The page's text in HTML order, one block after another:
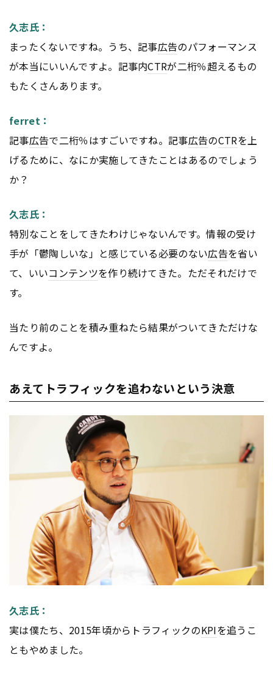
久志氏：
まったくないですね。うち、記事広告のパフォーマンス
が本当にいいんですよ。記事内CTRが二桁％超えるもの
もたくさんあります。
ferret：
記事広告で二桁％はすごいですね。記事広告のCTRを上
げるために、なにか実施してきたことはあるのでしょう
か？
久志氏：
特別なことをしてきたわけじゃないんです。情報の受け
手が「鬱陶しいな」と感じている必要のない広告を省い
て、いいコンテンツを作り続けてきた。ただそれだけで
す。
当たり前のことを積み重ねたら結果がついてきただけな
んですよ。
あえてトラフィックを追わないという決意
久志氏：
実は僕たち、2015年頃からトラフィックのKPIを追うこ
ともやめました。